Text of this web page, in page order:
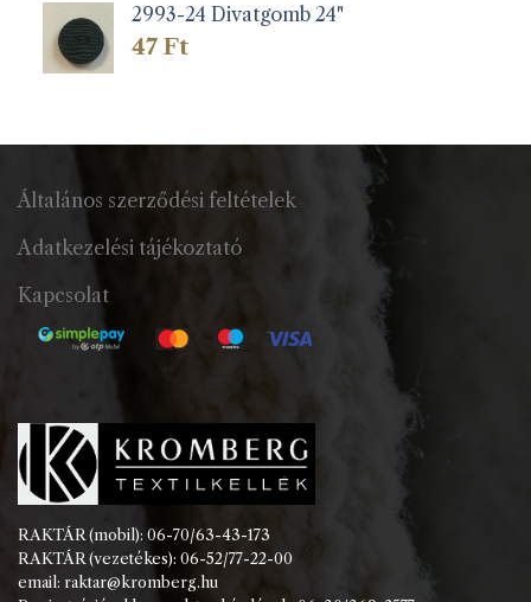
2993-24 Divatgomb 24"
47 Ft
Általános szerződési feltételek
Adatkezelési tájékoztató
Kapcsolat
RAKTÁR (mobil): 06-70/63-43-173
RAKTÁR (vezetékes): 06-52/77-22-00
email: raktar@kromberg.hu